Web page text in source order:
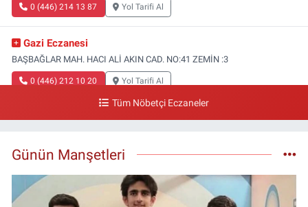
0 (446) 214 13 87 Yol Tarifi Al
Gazi Eczanesi
BAŞBAĞLAR MAH. HACI ALİ AKIN CAD. NO:41 ZEMİN :3
0 (446) 212 10 20 Yol Tarifi Al
Tüm Nöbetçi Eczaneler
Günün Manşetleri